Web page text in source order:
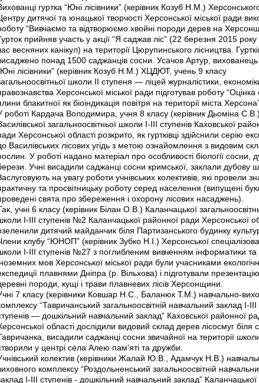
гуртка “Юні лісівники” (керівник Козуб Н.М.)
дитячої та юнацької творчості Херсонської міської ради
“Вивчаємо та відтворюємо хвойні породи дерев на
прийняв участь у акції “Я саджав ліс” (22 березня 2015 року
весняних канікул) на території Цюрупинського лісництва.
понад 1500 саджанців сосни. Усачов Артур, вихованець
лісівники” (керівник Козуб Н.М.) ХЦДЮТ, учень 9 класу
школи ІІ ступеня — ліцей журналістики,
Херсонської міської ради підготував роботу “Оцінка
блакитної як біоіндикація повітря на території міста
роботі Кардача Володимира, учня 8 класу (керівник Дьоміна С.В.)
загальноосвітньої школи І-ІІІ ступенів Каховської
Херсонської області розкрито, як гуртківці здійснили серію
Василівських лісових угідь з метою ознайомлення з видовим
У роботі надано матеріал про особливості біології сосни,
Учні висадили саджанці сосни кримської, заклали дубову
на увагу роботи учнівських колективів, які провели
та просвітницьку роботу серед населення (випущені
свята про збереження і охорону лісових насаджень).
учні 6 класу (керівник Білан О.В.) Каланчацької
І-ІІІ ступенів №2 Каланчацької районної ради Херсонської
дитячий майданчик біля Партизанського будинку
клубу “ЮНОП” (керівник Зубко Н.І.) Херсонської
І-ІІІ ступенів №27 з поглибленим вивченням інформатики та
мов Херсонської міської ради були учасниками
плавнями Дніпра (р. Вільхова) і підготували
породи, кущі і трави плавневих лісів Херсонщини.
7 класу (керівники Ковшар Н.С., Баланюк Т.М.) навчально-
“Тавричанський загальноосвітній навчальний заклад І-ІІІ
— дошкільний навчальний заклад” Каховської районної
області дослідили видовий склад дерев лісосмуг біля с.
висадили саджанці сосни звичайної на території
у центрі села Алею пам'яті та дружби.
колектив (керівники Жалай Ю.В., Адамчук Н.В.)
комплексу “Роздольненський загальноосвітній
І-ІІІ ступенів - дошкільний навчальний заклад” Каланчацької